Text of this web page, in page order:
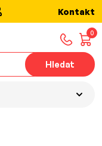
Kontakt
0
Hledat